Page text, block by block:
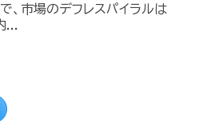
、市場のデフレスパイラルは
...